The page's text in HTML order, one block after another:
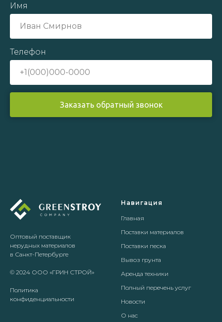
Имя
Телефон
Заказать обратный звонок
Оптовый поставщик
нерудных материалов
в Санкт-Петербурге
© 2024 ООО «ГРИН СТРОЙ»
Политика
конфиденциальности
Навигация
Главная
Поставки материалов
Поставки песка
Вывоз грунта
Аренда техники
Полный перечень услуг
Новости
О нас